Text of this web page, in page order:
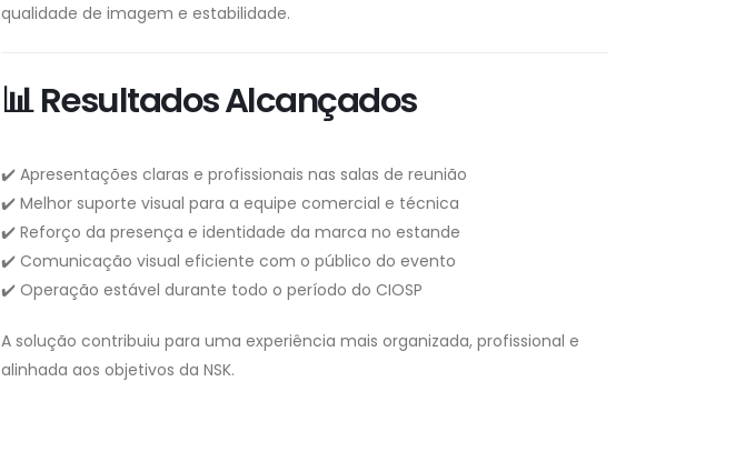
qualidade de imagem e estabilidade.
📊 Resultados Alcançados
✔️ Apresentações claras e profissionais nas salas de reunião
✔️ Melhor suporte visual para a equipe comercial e técnica
✔️ Reforço da presença e identidade da marca no estande
✔️ Comunicação visual eficiente com o público do evento
✔️ Operação estável durante todo o período do CIOSP
A solução contribuiu para uma experiência mais organizada, profissional e
alinhada aos objetivos da NSK.